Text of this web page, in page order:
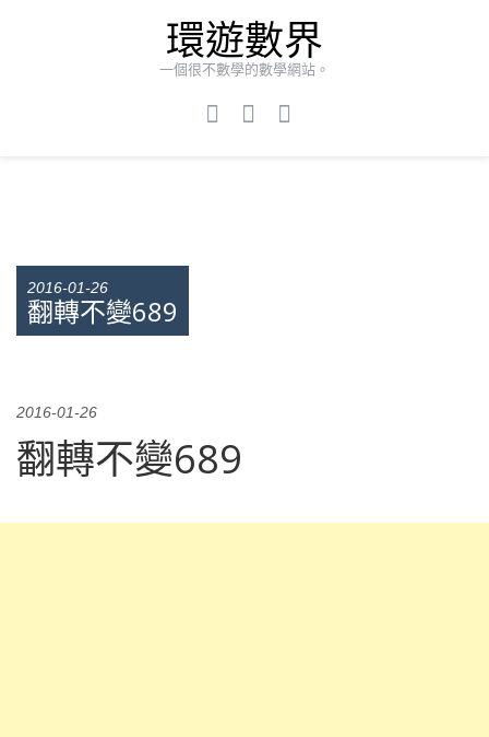
環遊數界
一個很不數學的數學網站。
2016-01-26
翻轉不變689
2016-01-26
翻轉不變689